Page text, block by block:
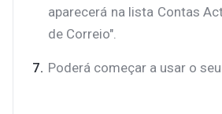
aparecerá na lista Contas
de Correio".
Poderá começar a usar o